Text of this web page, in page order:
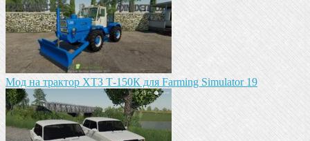
Мод на трактор ХТЗ Т-150К для Farming Simulator 19